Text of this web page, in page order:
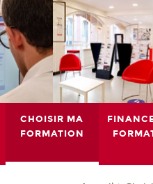
CHOISIR MA
FORMATION